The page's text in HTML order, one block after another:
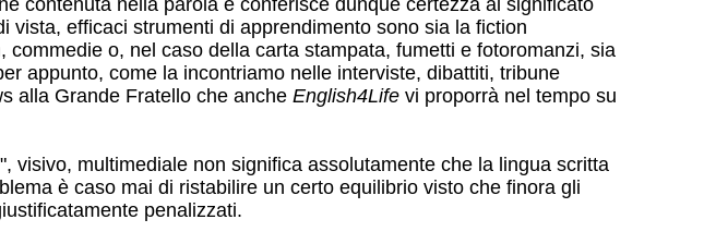
contenuta nella parola e conferisce dunque certezza al significato
vista, efficaci strumenti di apprendimento sono sia la fiction
commedie o, nel caso della carta stampata, fumetti e fotoromanzi, sia
appunto, come la incontriamo nelle interviste, dibattiti, tribune
alla Grande Fratello che anche English4Life vi proporrà nel tempo su
visivo, multimediale non significa assolutamente che la lingua scritta
è caso mai di ristabilire un certo equilibrio visto che finora gli
penalizzati.